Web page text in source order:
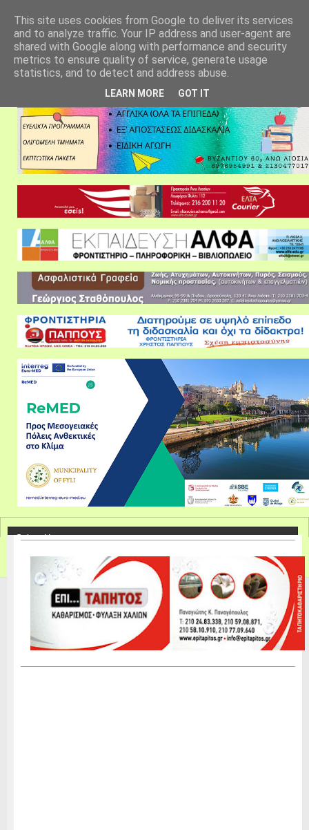
This site uses cookies from Google to deliver its services
and to analyze traffic. Your IP address and user-agent are
shared with Google along with performance and security
metrics to ensure quality of service, generate usage
statistics, and to detect and address abuse.
LEARN MORE GOT IT